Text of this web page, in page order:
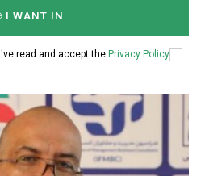
I WANT IN
I've read and accept the Privacy Policy